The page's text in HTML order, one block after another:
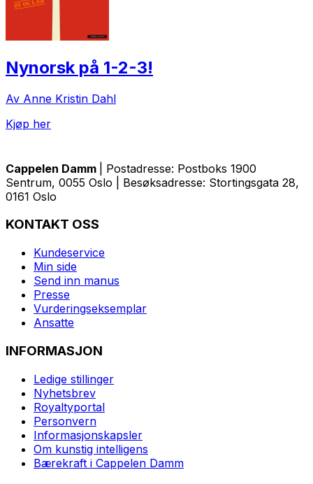
Nynorsk på 1-2-3!
Av Anne Kristin Dahl
Kjøp her
Cappelen Damm
| Postadresse: Postboks 1900
Sentrum, 0055 Oslo | Besøksadresse: Stortingsgata 28,
0161 Oslo
KONTAKT OSS
Kundeservice
Min side
Send inn manus
Presse
Vurderingseksemplar
Ansatte
INFORMASJON
Ledige stillinger
Nyhetsbrev
Royaltyportal
Personvern
Informasjonskapsler
Om kunstig intelligens
Bærekraft i Cappelen Damm